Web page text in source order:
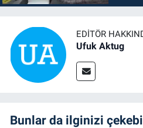
EDITÖR
Ufuk Aktug
Bunlar da ilginizi